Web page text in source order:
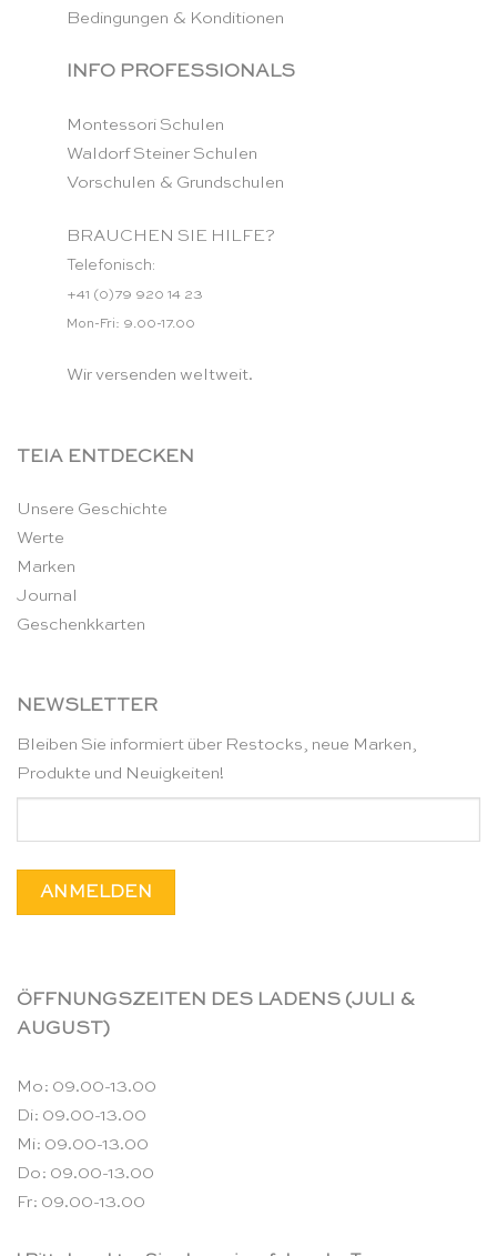
Bedingungen & Konditionen
INFO PROFESSIONALS
Montessori Schulen
Waldorf Steiner Schulen
Vorschulen & Grundschulen
BRAUCHEN SIE HILFE?
Telefonisch:
+41 (0)79 920 14 23
Mon-Fri: 9.00-17.00
Wir versenden weltweit.
TEIA ENTDECKEN
Unsere Geschichte
Werte
Marken
Journal
Geschenkkarten
NEWSLETTER
Bleiben Sie informiert über Restocks, neue Marken,
Produkte und Neuigkeiten!
ÖFFNUNGSZEITEN DES LADENS (JULI &
AUGUST)
Mo: 09.00-13.00
Di: 09.00-13.00
Mi: 09.00-13.00
Do: 09.00-13.00
Fr: 09.00-13.00